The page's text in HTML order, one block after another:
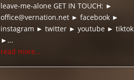
leave-me-alone GET IN TOUCH: ►
office@vernation.net ► facebook ►
instagram ► twitter ► youtube ► tiktok
►...
read more...